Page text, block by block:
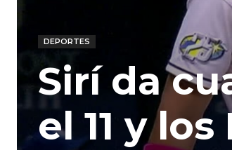
DEPORTES
Sirí da
el 11 y